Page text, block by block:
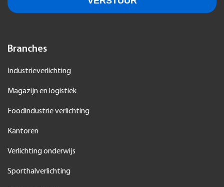
Branches
Industrieverlichting
Magazijn en logistiek
Foodindustrie verlichting
Kantoren
Verlichting onderwijs
Sporthalverlichting